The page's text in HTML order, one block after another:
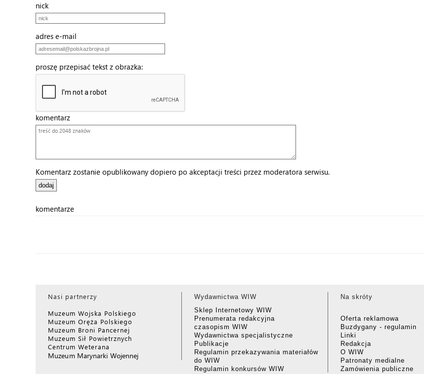
nick
adres e-mail
proszę przepisać tekst z obrazka:
komentarz
Komentarz zostanie opublikowany dopiero po akceptacji treści przez moderatora serwisu.
komentarze
Nasi partnerzy
Muzeum Wojska Polskiego
Muzeum Oręża Polskiego
Muzeum Broni Pancernej
Muzeum Sił Powietrznych
Centrum Weterana
Muzeum Marynarki Wojennej
Wydawnictwa WIW
Sklep Internetowy WIW
Prenumerata redakcyjna
czasopism WIW
Wydawnictwa specjalistyczne
Publikacje
Regulamin przekazywania materiałów
do WIW
Regulamin konkursów WIW
Na skróty
Oferta reklamowa
Buzdygany - regulamin
Linki
Redakcja
O WIW
Patronaty medialne
Zamówienia publiczne